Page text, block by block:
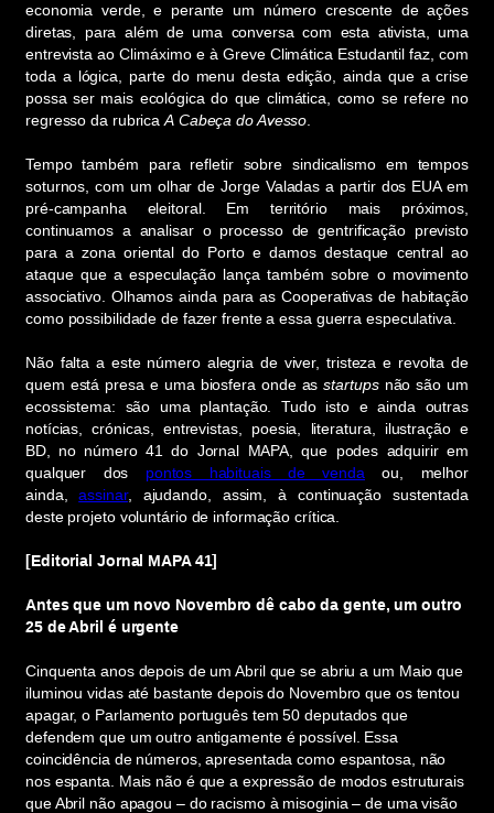
economia verde, e perante um número crescente de ações
diretas, para além de uma conversa com esta ativista, uma
entrevista ao Climáximo e à Greve Climática Estudantil faz, com
toda a lógica, parte do menu desta edição, ainda que a crise
possa ser mais ecológica do que climática, como se refere no
regresso da rubricaA Cabeça do Avesso
Tempo também para refletir sobre sindicalismo em tempos
soturnos, com um olhar de Jorge Valadas a partir dos EUA em
pré-campanha eleitoral. Em território mais próximos,
continuamos a analisar o processo de gentrificação previsto
para a zona oriental do Porto e damos destaque central ao
ataque que a especulação lança também sobre o movimento
associativo. Olhamos ainda para as Cooperativas de habitação
como possibilidade de fazer frente a essa guerra especulativa.
Não falta a este número alegria de viver, tristeza e revolta de
quem está presa e uma biosfera onde asstartupsnão são um
ecossistema: são uma plantação. Tudo isto e ainda outras
notícias, crónicas, entrevistas, poesia, literatura, ilustração e
BD, no número 41 do Jornal MAPA, que podes adquirir em
qualquer dos pontos habituais de venda ou, melhor
ainda,assinar, ajudando, assim, à continuação sustentada
deste projeto voluntário de informação crítica.
[Editorial Jornal MAPA 41]
Antes que um novo Novembro dê cabo da gente, um outro
25 de Abril é urgente
Cinquenta anos depois de um Abril que se abriu a um Maio que
iluminou vidas até bastante depois do Novembro que os tentou
apagar, o Parlamento português tem 50 deputados que
defendem que um outro antigamente é possível. Essa
coincidência de números, apresentada como espantosa, não
nos espanta. Mais não é que a expressão de modos estruturais
que Abril não apagou – do racismo à misoginia – de uma visão